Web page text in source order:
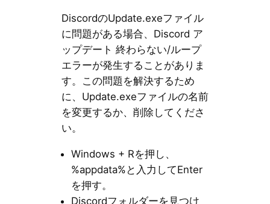
DiscordのUpdate.exeファイル
に問題がある場合、Discord ア
ップデート 終わらない/ループ
エラーが発生することがありま
す。この問題を解決するため
に、Update.exeファイルの名前
を変更するか、削除してくださ
い。
Windows + Rを押し、
%appdata%と入力してEnter
を押す。
Discordフォルダーを見つけ